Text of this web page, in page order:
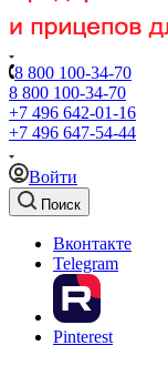
8 800 100-34-70
8 800 100-34-70
+7 496 642-01-16
+7 496 647-54-44
Войти
Поиск
Вконтакте
Telegram
Pinterest